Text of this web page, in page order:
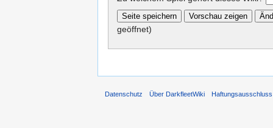
geöffnet)
Datenschutz Über DarkfleetWiki Haftungsausschluss